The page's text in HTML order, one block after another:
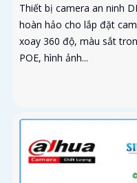
Thiết bị camera an ninh
hoàn hảo cho lắp đặt
xoay 360 độ, màu sắt
POE, hình ảnh...